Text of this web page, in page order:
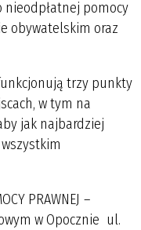
nieodpłatnej pomocy
obywatelskim oraz
trzy punkty
w tym na
jak najbardziej
PRAWNEJ –
w Opocznie ul.